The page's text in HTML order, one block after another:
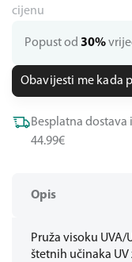
Opis
Pruža visoku
štetnih učinaka
cijenu
Popust od 30%
Obavijesti me kada
Besplatna dostava
44.99€